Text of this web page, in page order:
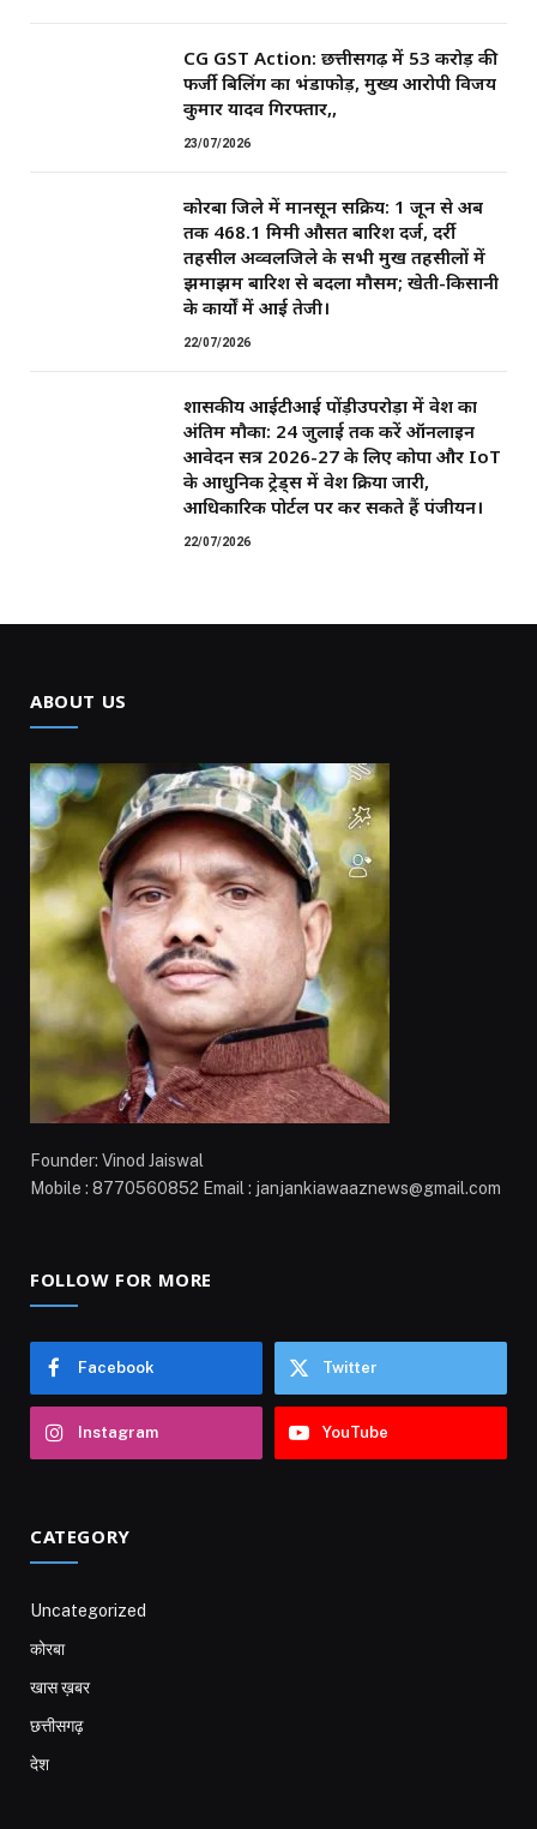
CG GST Action: छत्तीसगढ़ में 53 करोड़ की
फर्जी बिलिंग का भंडाफोड़, मुख्य आरोपी विजय
कुमार यादव गिरफ्तार,,
23/07/2026
कोरबा जिले में मानसून सक्रिय: 1 जून से अब
तक 468.1 मिमी औसत बारिश दर्ज, दर्री
तहसील अव्वलजिले के सभी प्रमुख तहसीलों में
झमाझम बारिश से बदला मौसम; खेती-किसानी
के कार्यों में आई तेजी।
22/07/2026
शासकीय आईटीआई पोंड़ीउपरोड़ा में प्रवेश का
अंतिम मौका: 24 जुलाई तक करें ऑनलाइन
आवेदन सत्र 2026-27 के लिए कोपा और IoT
के आधुनिक ट्रेड्स में प्रवेश प्रक्रिया जारी,
आधिकारिक पोर्टल पर कर सकते हैं पंजीयन।
22/07/2026
ABOUT US
Founder: Vinod Jaiswal
Mobile : 8770560852 Email : janjankiawaaznews@gmail.com
FOLLOW FOR MORE
Facebook Twitter
Instagram YouTube
CATEGORY
Uncategorized
कोरबा
खास ख़बर
छत्तीसगढ़
देश